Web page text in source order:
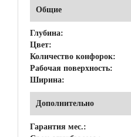
Общие
Глубина:
Цвет:
Количество конфорок:
Рабочая поверхность:
Ширина:
Дополнительно
Гарантия мес.: